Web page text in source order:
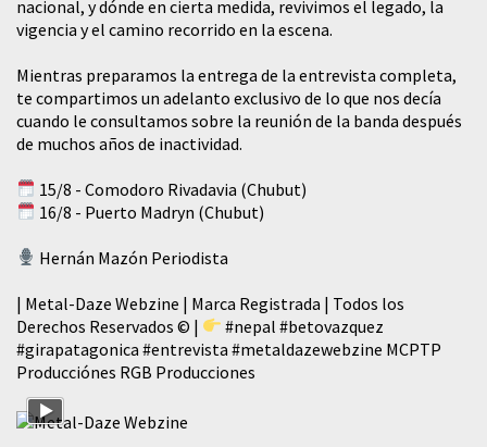
nacional, y dónde en cierta medida, revivimos el legado, la
vigencia y el camino recorrido en la escena.
Mientras preparamos la entrega de la entrevista completa,
te compartimos un adelanto exclusivo de lo que nos decía
cuando le consultamos sobre la reunión de la banda después
de muchos años de inactividad.
15/8 - Comodoro Rivadavia (Chubut)
16/8 - Puerto Madryn (Chubut)
Hernán Mazón Periodista
| Metal-Daze Webzine | Marca Registrada | Todos los
Derechos Reservados © |
#nepal #betovazquez
#girapatagonica #entrevista #metaldazewebzine MCPTP
Producciónes RGB Producciones